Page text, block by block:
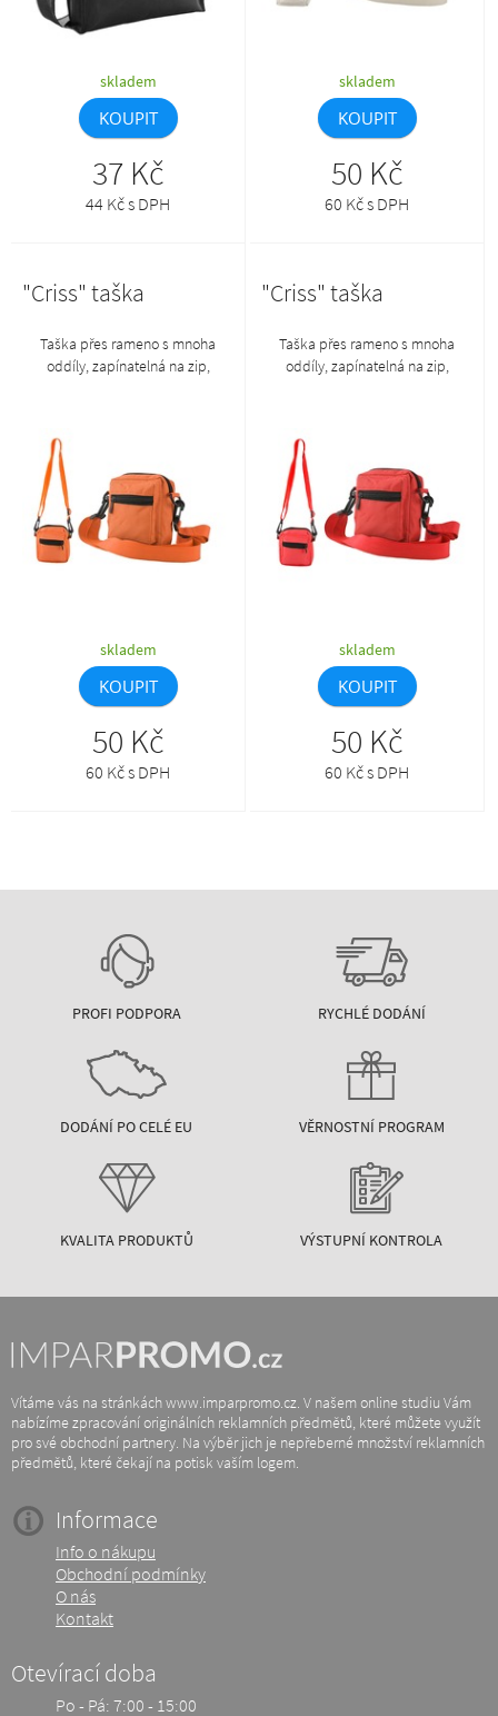
skladem
KOUPIT
37 Kč
44 Kč s DPH
skladem
KOUPIT
50 Kč
60 Kč s DPH
"Criss" taška
Taška přes rameno s mnoha
oddíly, zapínatelná na zip,
skladem
KOUPIT
50 Kč
60 Kč s DPH
"Criss" taška
Taška přes rameno s mnoha
oddíly, zapínatelná na zip,
skladem
KOUPIT
50 Kč
60 Kč s DPH
PROFI PODPORA RYCHLÉ DODÁNÍ
DODÁNÍ PO CELÉ EU VĚRNOSTNÍ PROGRAM
KVALITA PRODUKTŮ VÝSTUPNÍ KONTROLA
Vítáme vás na stránkách www.imparpromo.cz. V našem online studiu Vám
nabízíme zpracování originálních reklamních předmětů, které můžete využít
pro své obchodní partnery. Na výběr jich je nepřeberné množství reklamních
předmětů, které čekají na potisk vaším logem.
Informace
Info o nákupu
Obchodní podmínky
O nás
Kontakt
Otevírací doba
Po - Pá: 7:00 - 15:00